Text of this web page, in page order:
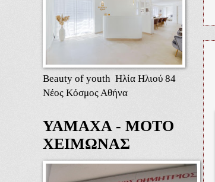
Beauty of youth Ηλία Ηλιού 84
Νέος Κόσμος Αθήνα
ΥΑΜΑΧΑ - ΜΟΤΟ
ΧΕΙΜΩΝΑΣ